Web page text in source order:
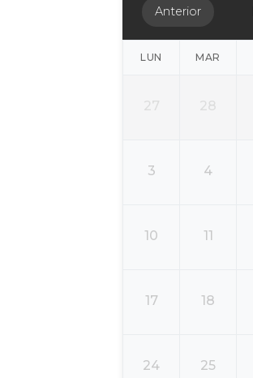
Anterior
LUN MAR
27 28
3 4
10 11
17 18
24 25